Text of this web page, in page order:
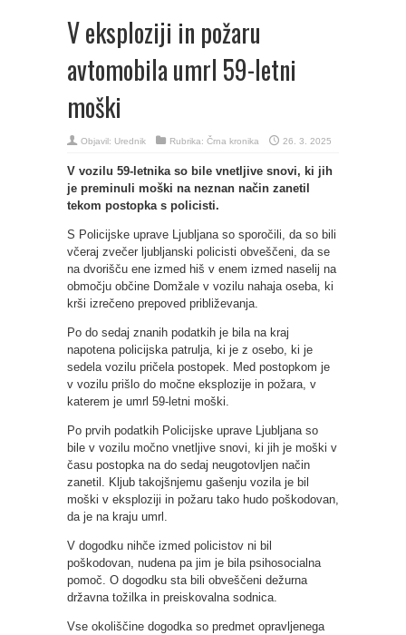
V eksploziji in požaru
avtomobila umrl 59-letni
moški
Objavil: Urednik Rubrika: Črna kronika 26. 3. 2025
V vozilu 59-letnika so bile vnetljive snovi, ki jih
je preminuli moški na neznan način zanetil
tekom postopka s policisti.
S Policijske uprave Ljubljana so sporočili, da so bili
včeraj zvečer ljubljanski policisti obveščeni, da se
na dvorišču ene izmed hiš v enem izmed naselij na
območju občine Domžale v vozilu nahaja oseba, ki
krši izrečeno prepoved približevanja.
Po do sedaj znanih podatkih je bila na kraj
napotena policijska patrulja, ki je z osebo, ki je
sedela vozilu pričela postopek. Med postopkom je
v vozilu prišlo do močne eksplozije in požara, v
katerem je umrl 59-letni moški.
Po prvih podatkih Policijske uprave Ljubljana so
bile v vozilu močno vnetljive snovi, ki jih je moški v
času postopka na do sedaj neugotovljen način
zanetil. Kljub takojšnjemu gašenju vozila je bil
moški v eksploziji in požaru tako hudo poškodovan,
da je na kraju umrl.
V dogodku nihče izmed policistov ni bil
poškodovan, nudena pa jim je bila psihosocialna
pomoč. O dogodku sta bili obveščeni dežurna
državna tožilka in preiskovalna sodnica.
Vse okoliščine dogodka so predmet opravljenega